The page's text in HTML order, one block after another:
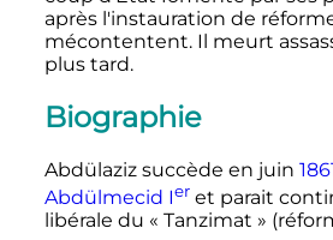
après l'instauration de
mécontentent. Il meurt
plus tard.
Biographie
Abdülaziz succède en juin
Abdülmecid Ieret parait
libérale du « Tanzimat »